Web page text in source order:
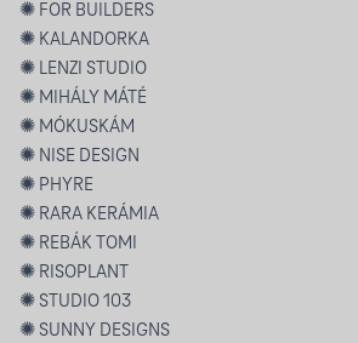
✺ FOR BUILDERS
✺ KALANDORKA
✺ LENZI STUDIO
✺ MIHÁLY MÁTÉ
✺ MÓKUSKÁM
✺ NISE DESIGN
✺ PHYRE
✺ RARA KERÁMIA
✺ REBÁK TOMI
✺ RISOPLANT
✺ STUDIO 103
✺ SUNNY DESIGNS